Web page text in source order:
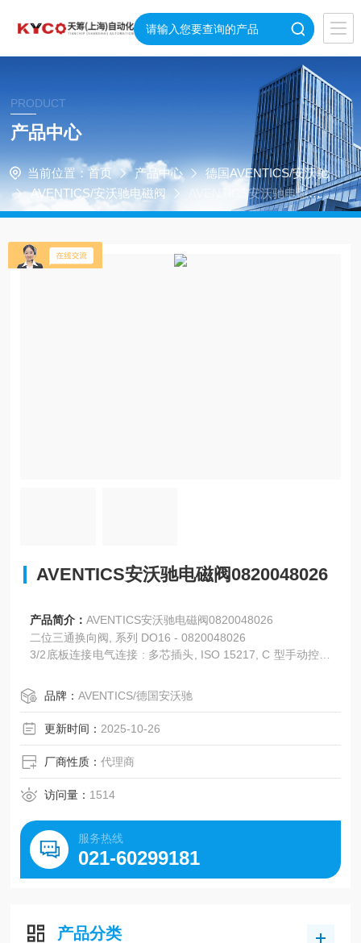
PRODUCT
产品中心
当前位置： 首页 产品中心
德国AVENTICS/安沃驰
AVENTICS/安沃驰电磁阀
AVENTICS安沃驰电磁阀0
820048026
AVENTICS安沃驰电磁阀0820048026
产品简介：AVENTICS安沃驰电磁阀0820048026
二位三通换向阀, 系列 DO16 - 0820048026
3/2底板连接电气连接 : 多芯插头, ISO 15217, C 型手动控制
品牌：AVENTICS/德国安沃驰
更新时间： 2025-10-26
厂商性质：代理商
访问量： 1514
服务热线
021-60299181
产品分类